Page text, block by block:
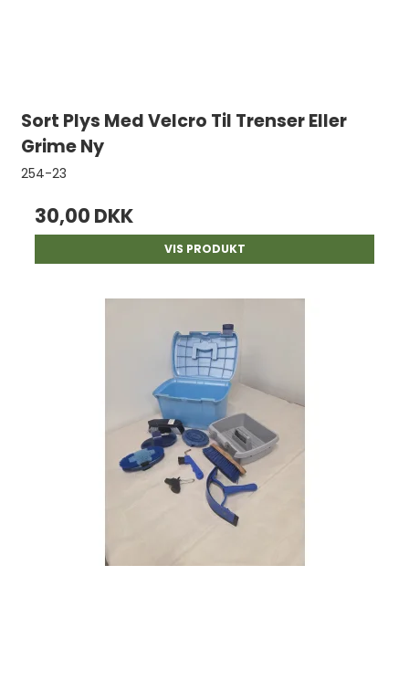
Sort Plys Med Velcro Til Trenser Eller
Grime Ny
254-23
30,00 DKK
VIS PRODUKT